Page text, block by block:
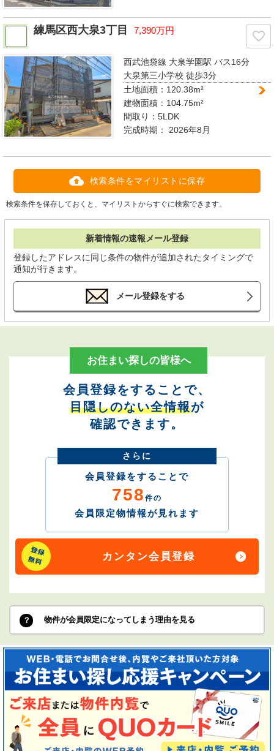
練馬区西大泉3丁目 7,390万円
西武池袋線 大泉学園駅バス16分
大泉第三小学校 徒歩3分
土地面積：120.38m²
建物面積：104.75m²
間取り：5LDK
完成時期： 2026年8月
検索条件をマイリストに保存
検索条件を保存しておくと、マイリストからすぐに検索できます。
新着情報の速報メール登録
登録したアドレスに同じ条件の物件が追加されたタイミングで
通知が行きます。
メール登録をする
お住まい探しの皆様へ
会員登録をすることで、
目隠しのない全情報が
確認できます。
さらに
会員登録をすることで
758 件の
会員限定物情報が見れます
カンタン会員登録
物件が会員限定になってしまう理由を見る